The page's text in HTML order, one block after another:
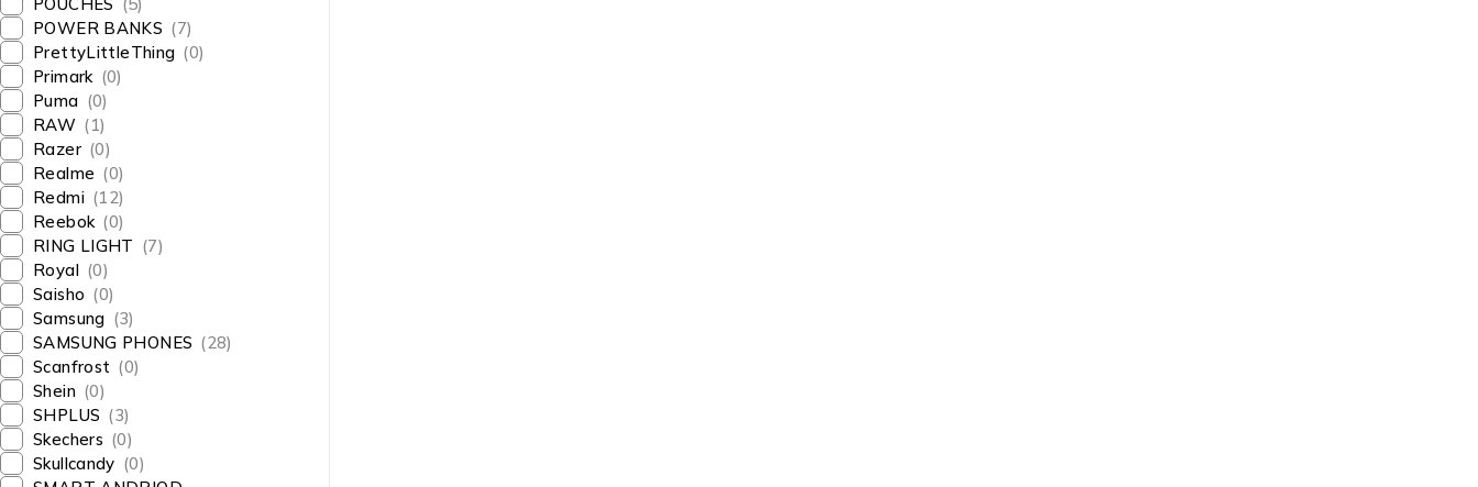
POWER BANKS (7)
PrettyLittleThing (0)
Primark (0)
Puma (0)
RAW (1)
Razer (0)
Realme (0)
Redmi (12)
Reebok (0)
RING LIGHT (7)
Royal (0)
Saisho (0)
Samsung (3)
SAMSUNG PHONES (28)
Scanfrost (0)
Shein (0)
SHPLUS (3)
Skechers (0)
Skullcandy (0)